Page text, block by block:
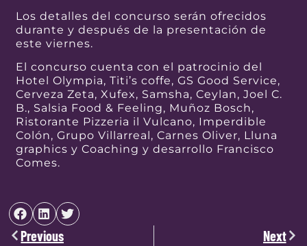
Los detalles del concurso serán ofrecidos
durante y después de la presentación de
este viernes.
El concurso cuenta con el patrocinio del
Hotel Olympia, Titi’s coffe, GS Good Service,
Cerveza Zeta, Xufex, Samsha, Ceylan, Joel C.
B., Salsia Food & Feeling, Muñoz Bosch,
Ristorante Pizzeria il Vulcano, Imperdible
Colón, Grupo Villarreal, Carnes Oliver, Lluna
graphics y Coaching y desarrollo Francisco
Comes.
Previous Next